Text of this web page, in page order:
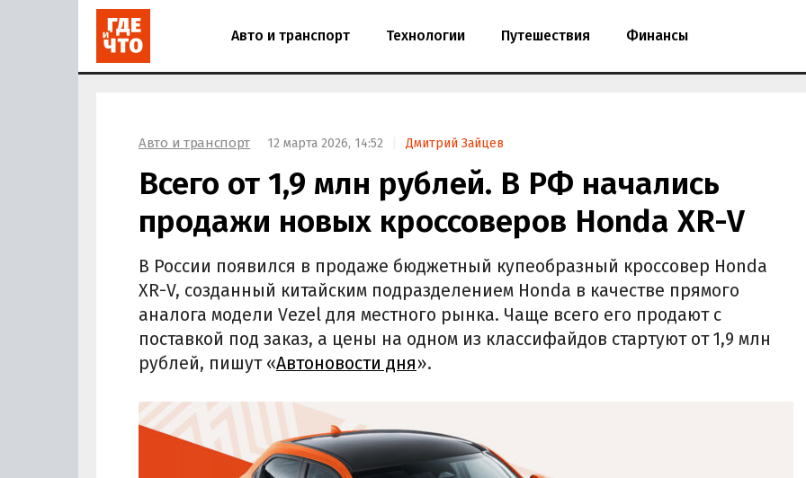
Авто и транспорт Технологии Путешествия Финансы
Авто и транспорт 12 марта 2026, 14:52 Дмитрий Зайцев
Всего от 1,9 млн рублей. В РФ начались
продажи новых кроссоверов Honda XR-V
В России появился в продаже бюджетный купеобразный кроссовер Honda
XR-V, созданный китайским подразделением Honda в качестве прямого
аналога модели Vezel для местного рынка. Чаще всего его продают с
поставкой под заказ, а цены на одном из классифайдов стартуют от 1,9 млн
рублей, пишут «Автоновости дня».